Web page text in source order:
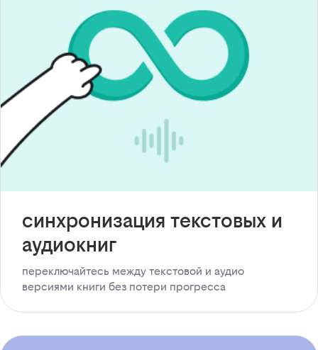
синхронизация текстовых и
аудиокниг
переключайтесь между текстовой и аудио
версиями книги без потери прогресса